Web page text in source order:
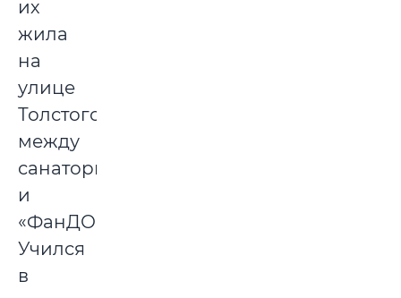
их
жила
на
улице
Толстого
между
санаторием
и
«ФанДОКом».
Учился
в